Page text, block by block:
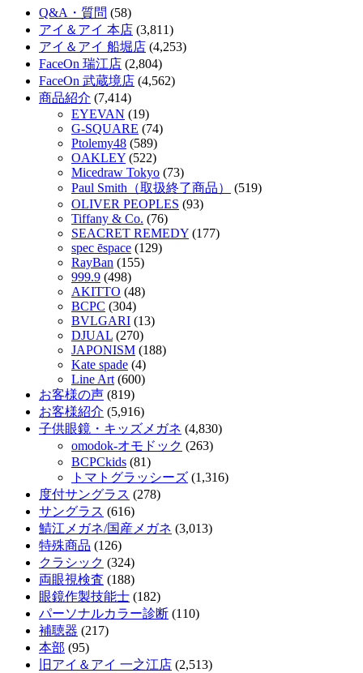
Q&A・質問 (58)
アイ＆アイ 本店 (3,811)
アイ＆アイ 船堀店 (4,253)
FaceOn 瑞江店 (2,804)
FaceOn 武蔵境店 (4,562)
商品紹介 (7,414)
EYEVAN (19)
G-SQUARE (74)
Ptolemy48 (589)
OAKLEY (522)
Micedraw Tokyo (73)
Paul Smith（取扱終了商品）
(519)
OLIVER PEOPLES (93)
Tiffany & Co. (76)
SEACRET REMEDY (177)
spec ēspace (129)
RayBan (155)
999.9 (498)
AKITTO (48)
BCPC (304)
BVLGARI (13)
DJUAL (270)
JAPONISM (188)
Kate spade (4)
Line Art (600)
お客様の声 (819)
お客様紹介 (5,916)
子供眼鏡・キッズメガネ (4,830)
omodok-オモドック (263)
BCPCkids (81)
トマトグラッシーズ (1,316)
度付サングラス (278)
サングラス (616)
鯖江メガネ/国産メガネ (3,013)
特殊商品 (126)
クラシック (324)
両眼視検査 (188)
眼鏡作製技能士 (182)
パーソナルカラー診断 (110)
補聴器 (217)
本部 (95)
旧アイ＆アイ 一之江店 (2,513)